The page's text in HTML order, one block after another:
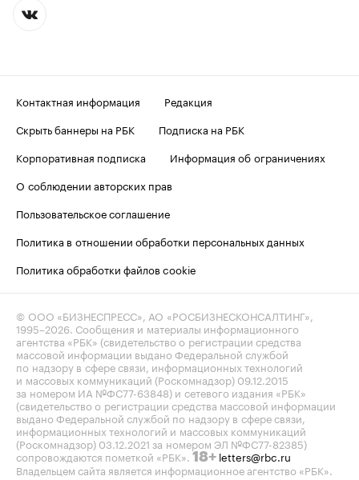
Контактная информация
Редакция
Скрыть баннеры на РБК
Подписка на РБК
Корпоративная подписка
Информация об ограничениях
О соблюдении авторских прав
Пользовательское соглашение
Политика в отношении обработки персональных данных
Политика обработки файлов cookie
© ООО «БИЗНЕСПРЕСС», АО «РОСБИЗНЕСКОНСАЛТИНГ»,
1995–2026. Сообщения и материалы информационного
агентства «РБК» (свидетельство о регистрации средства
массовой информации выдано Федеральной службой
по надзору в сфере связи, информационных технологий
и массовых коммуникаций (Роскомнадзор) 09.12.2015
за номером ИА №ФС77-63848) и сетевого издания «РБК»
(свидетельство о регистрации средства массовой информации
выдано Федеральной службой по надзору в сфере связи,
информационных технологий и массовых коммуникаций
(Роскомнадзор) 03.12.2021 за номером ЭЛ №ФС77-82385)
сопровождаются пометкой «РБК». 18+ letters@rbc.ru
Владельцем сайта является информационное агентство «РБК».